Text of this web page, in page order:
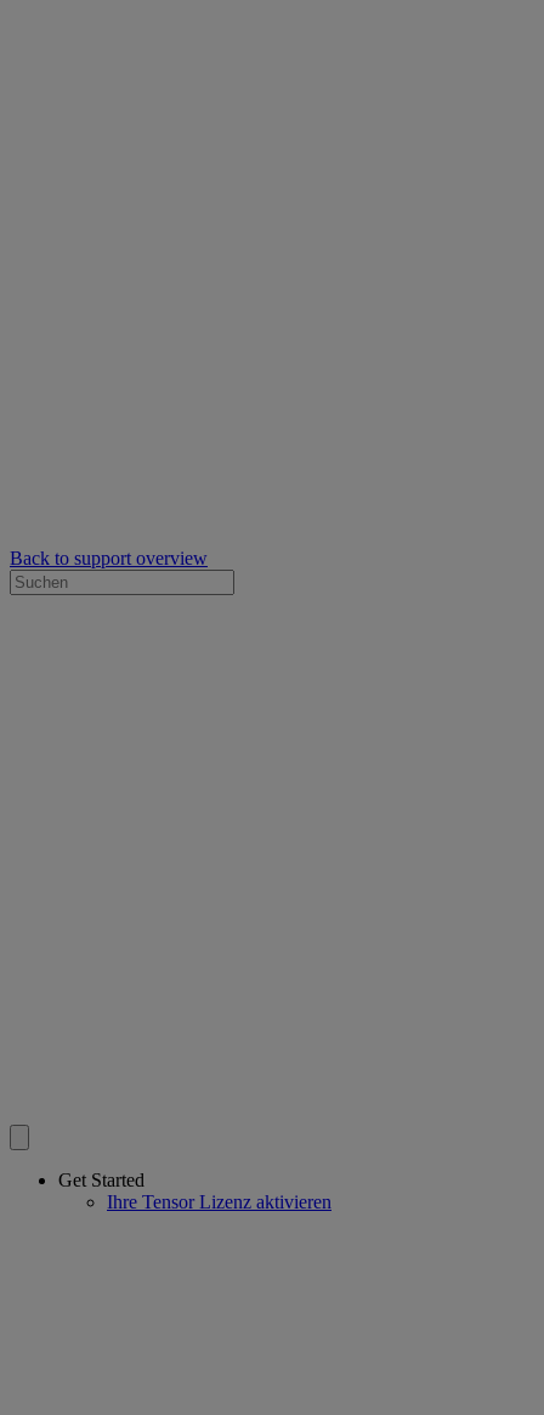
Back to support overview
Get Started
Ihre Tensor Lizenz aktivieren